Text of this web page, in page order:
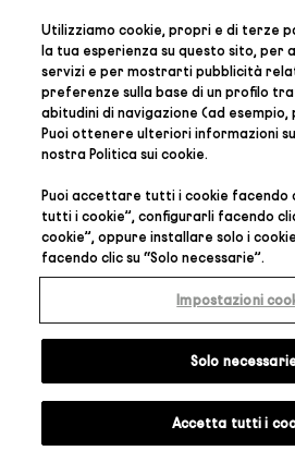
Utilizziamo cookie, propri e di terze
la tua esperienza su questo sito, per
servizi e per mostrarti pubblicità
preferenze sulla base di un profilo
abitudini di navigazione (ad
Puoi ottenere ulteriori informazioni
nostraPolitica sui cookie.
Puoi accettare tutti i cookie facendo
tutti i cookie”, configurarli facendo
cookie”, oppure installare solo i
facendo clic su “Solo necessarie”.
Impostazioni
Solo
Accetta tutti i